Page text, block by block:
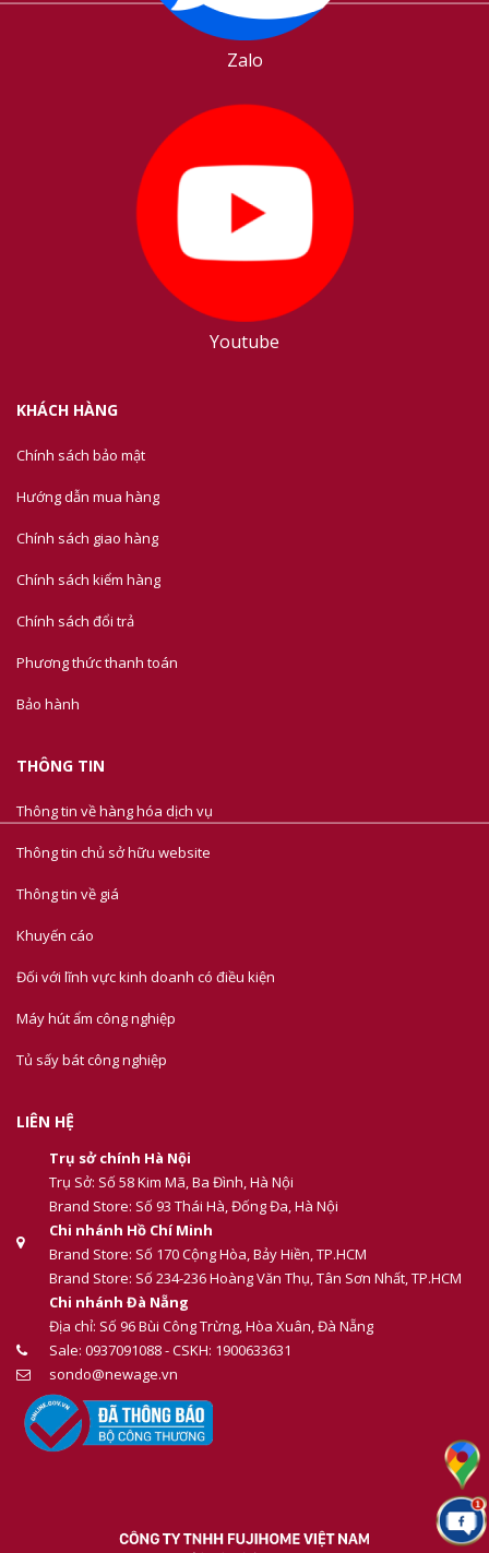
Zalo
Youtube
KHÁCH HÀNG
Chính sách bảo mật
Hướng dẫn mua hàng
Chính sách giao hàng
Chính sách kiểm hàng
Chính sách đổi trả
Phương thức thanh toán
Bảo hành
THÔNG TIN
Thông tin về hàng hóa dịch vụ
Thông tin chủ sở hữu website
Thông tin về giá
Khuyến cáo
Đối với lĩnh vực kinh doanh có điều kiện
Máy hút ẩm công nghiệp
Tủ sấy bát công nghiệp
LIÊN HỆ
Trụ sở chính Hà Nội
Trụ Sở: Số 58 Kim Mã, Ba Đình, Hà Nội
Brand Store: Số 93 Thái Hà, Đống Đa, Hà Nội
Chi nhánh Hồ Chí Minh
Brand Store: Số 170 Cộng Hòa, Bảy Hiền, TP.HCM
Brand Store: Số 234-236 Hoàng Văn Thụ, Tân Sơn Nhất, TP.HCM
Chi nhánh Đà Nẵng
Địa chỉ: Số 96 Bùi Công Trừng, Hòa Xuân, Đà Nẵng
Sale: 0937091088 - CSKH: 1900633631
sondo@newage.vn